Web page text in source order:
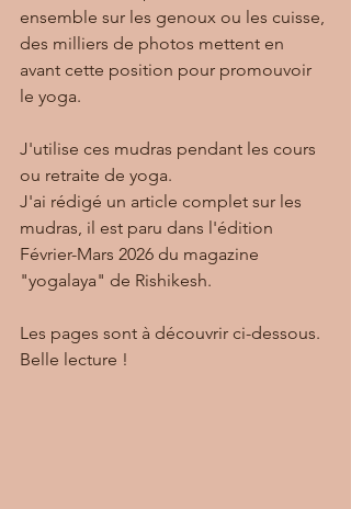
ensemble sur les genoux ou les cuisse,
des milliers de photos mettent en
avant cette position pour promouvoir
le yoga.
J'utilise ces mudras pendant les cours
ou retraite de yoga.
J'ai rédigé un article complet sur les
mudras, il est paru dans l'édition
Février-Mars 2026 du magazine
"yogalaya" de Rishikesh.
Les pages sont à découvrir ci-dessous.
Belle lecture !